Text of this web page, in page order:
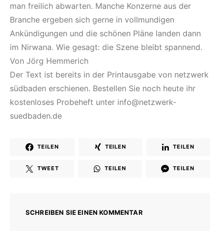
man freilich abwarten. Manche Konzerne aus der
Branche ergeben sich gerne in vollmundigen
Ankündigungen und die schönen Pläne landen dann
im Nirwana. Wie gesagt: die Szene bleibt spannend.
Von Jörg Hemmerich
Der Text ist bereits in der Printausgabe von netzwerk
südbaden erschienen. Bestellen Sie noch heute ihr
kostenloses Probeheft unter info@netzwerk-
suedbaden.de
TEILEN TEILEN TEILEN
TWEET TEILEN TEILEN
SCHREIBEN SIE EINEN KOMMENTAR